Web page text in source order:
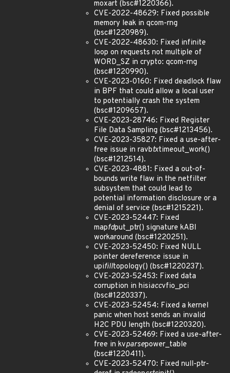
moxart (bsc#1220366).
CVE-2022-48629: Fixed possible
memory leak in qcom-rng
(bsc#1220989).
CVE-2022-48630: Fixed infinite
loop on requests not multiple of
WORD_SZ in crypto: qcom-rng
(bsc#1220990).
CVE-2023-0160: Fixed deadlock flaw
in BPF that could allow a local user
to potentially crash the system
(bsc#1209657).
CVE-2023-28746: Fixed Register
File Data Sampling (bsc#1213456).
CVE-2023-35827: Fixed a use-after-
free issue in ravbtxtimeout_work()
(bsc#1212514).
CVE-2023-4881: Fixed a out-of-
bounds write flaw in the netfilter
subsystem that could lead to
potential information disclosure or a
denial of service (bsc#1215221).
CVE-2023-52447: Fixed
mapfdput_ptr() signature kABI
workaround (bsc#1220251).
CVE-2023-52450: Fixed NULL
pointer dereference issue in
upifilltopology() (bsc#1220237).
CVE-2023-52453: Fixed data
corruption in hisiaccvfio_pci
(bsc#1220337).
CVE-2023-52454: Fixed a kernel
panic when host sends an invalid
H2C PDU length (bsc#1220320).
CVE-2023-52469: Fixed a use-after-
free in kvparsepower_table
(bsc#1220411).
CVE-2023-52470: Fixed null-ptr-